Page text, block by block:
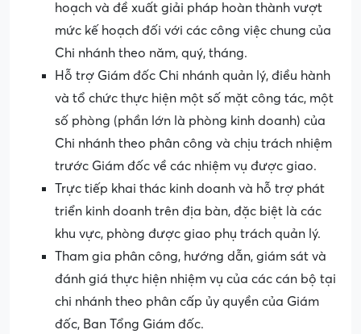
hoạch và đề xuất giải pháp hoàn thành vượt
mức kế hoạch đối với các công việc chung của
Chi nhánh theo năm, quý, tháng.
Hỗ trợ Giám đốc Chi nhánh quản lý, điều hành
và tổ chức thực hiện một số mặt công tác, một
số phòng (phần lớn là phòng kinh doanh) của
Chi nhánh theo phân công và chịu trách nhiệm
trước Giám đốc về các nhiệm vụ được giao.
Trực tiếp khai thác kinh doanh và hỗ trợ phát
triển kinh doanh trên địa bàn, đặc biệt là các
khu vực, phòng được giao phụ trách quản lý.
Tham gia phân công, hướng dẫn, giám sát và
đánh giá thực hiện nhiệm vụ của các cán bộ tại
chi nhánh theo phân cấp ủy quyền của Giám
đốc, Ban Tổng Giám đốc.